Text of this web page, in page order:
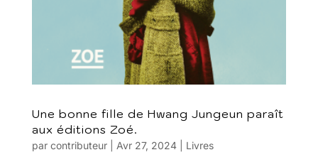
Une bonne fille de Hwang Jungeun paraît
aux éditions Zoé.
par contributeur| Avr 27, 2024| Livres